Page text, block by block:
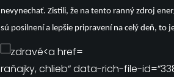
nevynechať. Zistili, že na tento ranný zdroj
sú posilnení a lepšie pripravení na celý deň, to
raňajky, chlieb“ data-rich-file-